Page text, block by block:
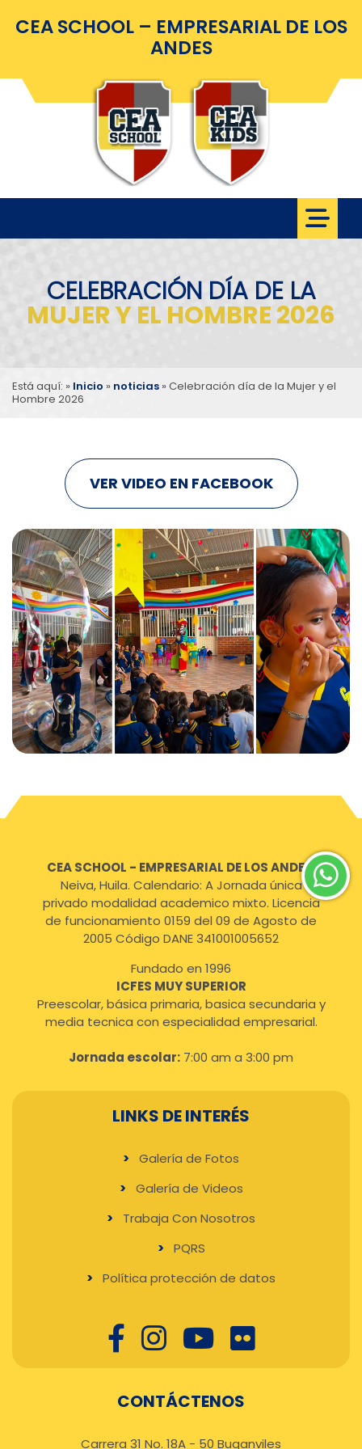
CEA SCHOOL – EMPRESARIAL DE LOS
ANDES
CELEBRACIÓN DÍA DE LA
MUJER Y EL HOMBRE 2026
Está aquí: » Inicio » noticias » Celebración día de la Mujer y el
Hombre 2026
VER VIDEO EN FACEBOOK
CEA SCHOOL - EMPRESARIAL DE LOS ANDES,
Neiva, Huila. Calendario: A Jornada única
privado modalidad academico mixto. Licencia
de funcionamiento 0159 del 09 de Agosto de
2005 Código DANE 341001005652
Fundado en 1996
ICFES MUY SUPERIOR
Preescolar, básica primaria, basica secundaria y
media tecnica con especialidad empresarial.
Jornada escolar: 7:00 am a 3:00 pm
LINKS DE INTERÉS
Galería de Fotos
Galería de Videos
Trabaja Con Nosotros
PQRS
Política protección de datos
CONTÁCTENOS
Carrera 31 No. 18A - 50 Buganviles